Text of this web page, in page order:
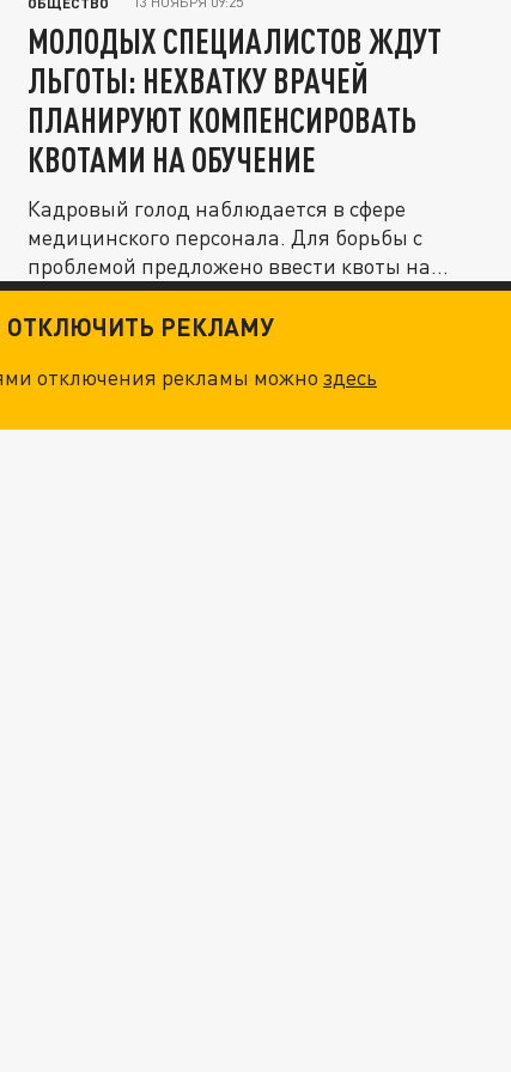
МОЛОДЫХ СПЕЦИАЛИСТОВ ЖДУТ
ЛЬГОТЫ: НЕХВАТКУ ВРАЧЕЙ
ПЛАНИРУЮТ КОМПЕНСИРОВАТЬ
КВОТАМИ НА ОБУЧЕНИЕ
Кадровый голод наблюдается в сфере
медицинского персонала. Для борьбы с
проблемой предложено ввести квоты на...
ОТКЛЮЧИТЬ РЕКЛАМУ
отключения рекламы можноздесь